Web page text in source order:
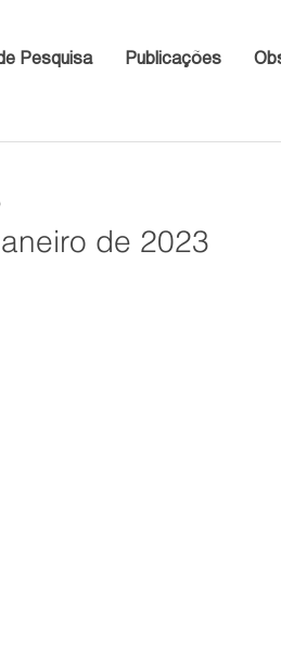
Pesquisa Publicações
de 2023